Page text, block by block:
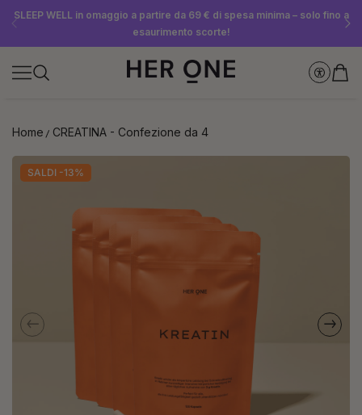
SLEEP WELL in omaggio a partire da 69 € di spesa minima – solo fino a
esaurimento scorte!
Iscriviti subito alla newsletter e ricevi un buono da 10 €
Risparmia fino al 30% con Subscriptions nostri Subscriptions
Home CREATINA - Confezione da 4
SALDI -13%